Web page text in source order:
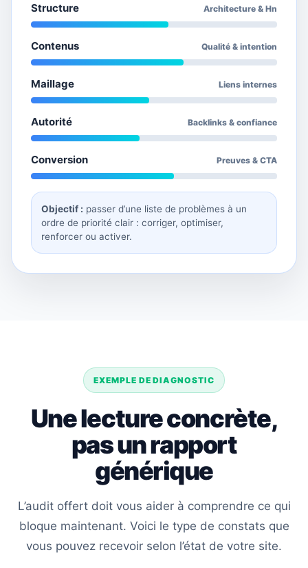
Structure Architecture & Hn
Contenus Qualité & intention
Maillage Liens internes
Autorité Backlinks & confiance
Conversion Preuves & CTA
Objectif : passer d’une liste de problèmes à un
ordre de priorité clair : corriger, optimiser,
renforcer ou activer.
EXEMPLE DE DIAGNOSTIC
Une lecture concrète,
pas un rapport
générique
L’audit offert doit vous aider à comprendre ce qui
bloque maintenant. Voici le type de constats que
vous pouvez recevoir selon l’état de votre site.